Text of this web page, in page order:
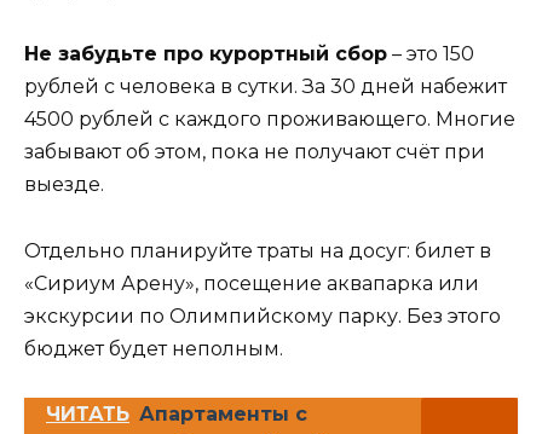
Не забудьте про курортный сбор – это 150
рублей с человека в сутки. За 30 дней набежит
4500 рублей с каждого проживающего. Многие
забывают об этом, пока не получают счёт при
выезде.
Отдельно планируйте траты на досуг: билет в
«Сириум Арену», посещение аквапарка или
экскурсии по Олимпийскому парку. Без этого
бюджет будет неполным.
ЧИТАТЬ Апартаменты с